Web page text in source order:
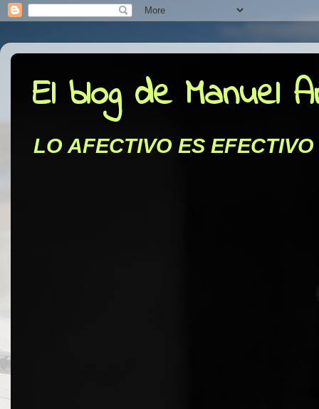
El blog de Manuel
LO AFECTIVO ES EFECTIVO